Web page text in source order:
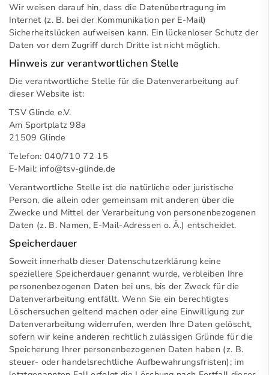
Wir weisen darauf hin, dass die Datenübertragung im
Internet (z. B. bei der Kommunikation per E-Mail)
Sicherheitslücken aufweisen kann. Ein lückenloser Schutz der
Daten vor dem Zugriff durch Dritte ist nicht möglich.
Hinweis zur verantwortlichen Stelle
Die verantwortliche Stelle für die Datenverarbeitung auf
dieser Website ist:
TSV Glinde e.V.
Am Sportplatz 98a
21509 Glinde
Telefon: 040/710 72 15
E-Mail: info@tsv-glinde.de
Verantwortliche Stelle ist die natürliche oder juristische
Person, die allein oder gemeinsam mit anderen über die
Zwecke und Mittel der Verarbeitung von personenbezogenen
Daten (z. B. Namen, E-Mail-Adressen o. Ä.) entscheidet.
Speicherdauer
Soweit innerhalb dieser Datenschutzerklärung keine
speziellere Speicherdauer genannt wurde, verbleiben Ihre
personenbezogenen Daten bei uns, bis der Zweck für die
Datenverarbeitung entfällt. Wenn Sie ein berechtigtes
Löschersuchen geltend machen oder eine Einwilligung zur
Datenverarbeitung widerrufen, werden Ihre Daten gelöscht,
sofern wir keine anderen rechtlich zulässigen Gründe für die
Speicherung Ihrer personenbezogenen Daten haben (z. B.
steuer- oder handelsrechtliche Aufbewahrungsfristen); im